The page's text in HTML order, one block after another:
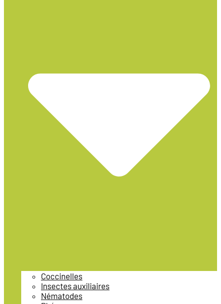
Coccinelles
Insectes auxiliaires
Nématodes